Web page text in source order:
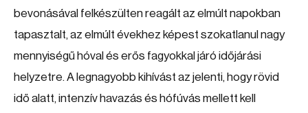
bevonásával felkészülten reagált az elmúlt napokban
tapasztalt, az elmúlt évekhez képest szokatlanul nagy
mennyiségű hóval és erős fagyokkal járó időjárási
helyzetre. A legnagyobb kihívást az jelenti, hogy rövid
idő alatt, intenzív havazás és hófúvás mellett kell